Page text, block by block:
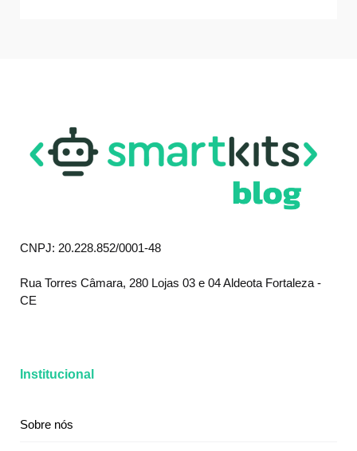
CNPJ: 20.228.852/0001-48
Rua Torres Câmara, 280 Lojas 03 e 04 Aldeota Fortaleza -
CE
Institucional
Sobre nós